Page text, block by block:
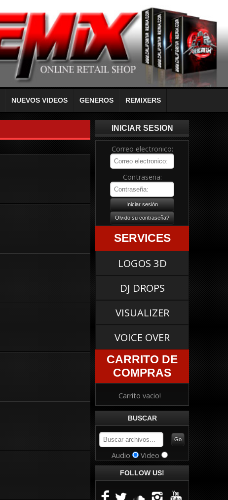
NUEVOS VIDEOS GENEROS REMIXERS
INICIAR SESION
Correo electronico:
Contraseña:
SERVICES
LOGOS 3D
DJ DROPS
VISUALIZER
VOICE OVER
CARRITO DE
COMPRAS
Carrito vacio!
BUSCAR
Audio Video
FOLLOW US!